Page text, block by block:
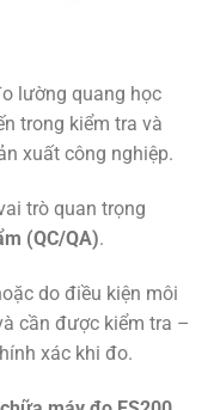
lường quang học
trong kiểm tra và
xuất công nghiệp.
trò quan trọng
(QC/QA).
do điều kiện môi
cần được kiểm tra –
xác khi đo.